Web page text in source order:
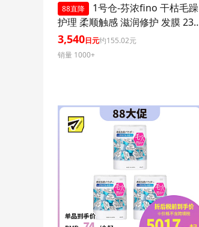
88直降
1号仓-芬浓fino 干枯毛躁
护理 柔顺触感 滋润修护 发膜 230
g 3个装
3,540日元约155.02元
销量 1000+